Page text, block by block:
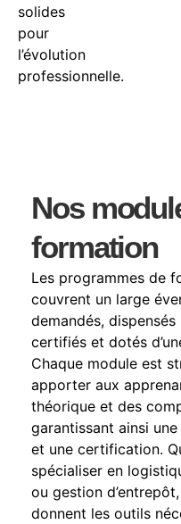
solides
pour
l’évolution
professionnelle.
Nos
formation
Les programmes de
couvrent un large
demandés,
certifiés et dotés
Chaque module est
apporter aux
théorique et des
garantissant ainsi
et une certification.
spécialiser en
ou gestion
donnent les outils